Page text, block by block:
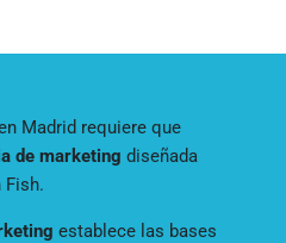
Madrid requiere que
de marketing diseñada
Fish.
establece las bases